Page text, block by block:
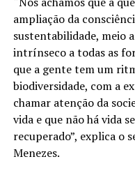
ampliação da
sustentabilidade, meio
intrínseco a todas as
que a gente tem um
biodiversidade, com a
chamar atenção da
vida e que não há vida
recuperado”, explica o
Menezes.